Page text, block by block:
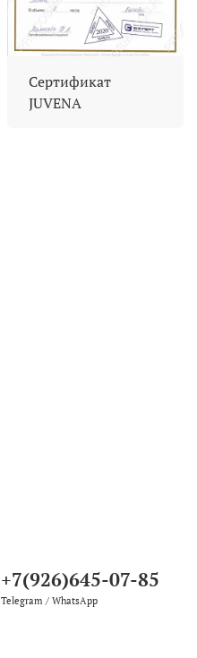
Сертификат
JUVENA
+7(926)645-07-85
Telegram / WhatsApp